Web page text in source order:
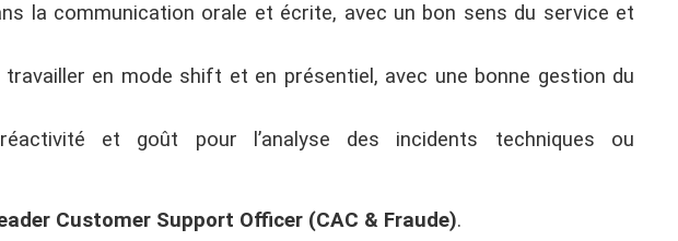
la communication orale et écrite, avec un bon sens du service et
travailler en mode shift et en présentiel, avec une bonne gestion du
réactivité et goût pour l’analyse des incidents techniques ou
Customer Support Officer (CAC & Fraude).